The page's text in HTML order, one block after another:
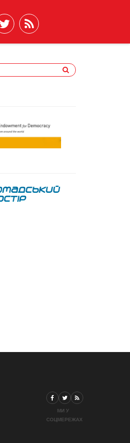
МИ У
СОЦМЕРЕЖАХ